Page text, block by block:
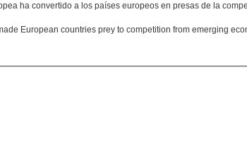
ha convertido a los países europeos en presas de la
European countries prey to competition from emerging